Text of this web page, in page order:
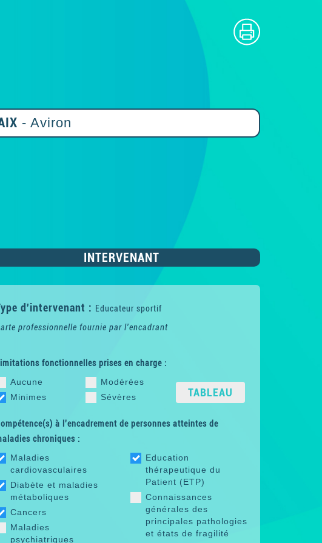
- Aviron
INTERVENANT
d'intervenant : Educateur sportif
professionnelle fournie par l'encadrant
fonctionnelles prises en charge :
Aucune
Minimes
Modérées
Sévères
TABLEAU
à l'encadrement de personnes atteintes de
chroniques :
Maladies
cardiovasculaires
Diabète et maladies
métaboliques
Cancers
Maladies
psychiatriques
Education
thérapeutique du
Patient (ETP)
Connaissances
générales des
principales pathologies
et états de fragilité